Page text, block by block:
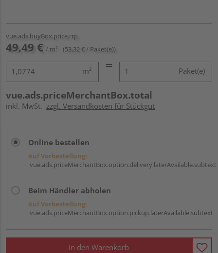
vue.ads.buyBox.price.rrp
49,49 € / m² (53,32 € / Paket(e))
m² Paket(e)
vue.ads.priceMerchantBox.total
inkl. MwSt. zzgl. Versandkosten für Stückgut
Online bestellen
Auf Vorbestellung:
vue.ads.priceMerchantBox.option.delivery.laterAvailable.subtext
Beim Händler abholen
Auf Vorbestellung:
vue.ads.priceMerchantBox.option.pickup.laterAvailable.subtext
In den Warenkorb